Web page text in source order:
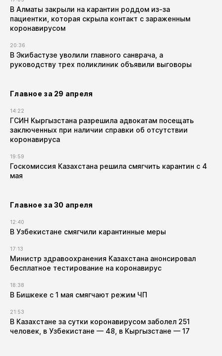
В Алматы закрыли на карантин роддом из-за
пациентки, которая скрыла контакт с зараженным
коронавирусом
20:36
В Экибастузе уволили главного санврача, а
руководству трех поликлиник объявили выговоры
Главное за 29 апреля
14:22
ГСИН Кыргызстана разрешила адвокатам посещать
заключенных при наличии справки об отсутствии
коронавируса
19:59
Госкомиссия Казахстана решила смягчить карантин с 4
мая
Главное за 30 апреля
12:40
В Узбекистане смягчили карантинные меры
17:13
Министр здравоохранения Казахстана анонсировал
бесплатное тестирование на коронавирус
18:38
В Бишкеке с 1 мая смягчают режим ЧП
21:53
В Казахстане за сутки коронавирусом заболел 251
человек, в Узбекистане — 48, в Кыргызстане — 17